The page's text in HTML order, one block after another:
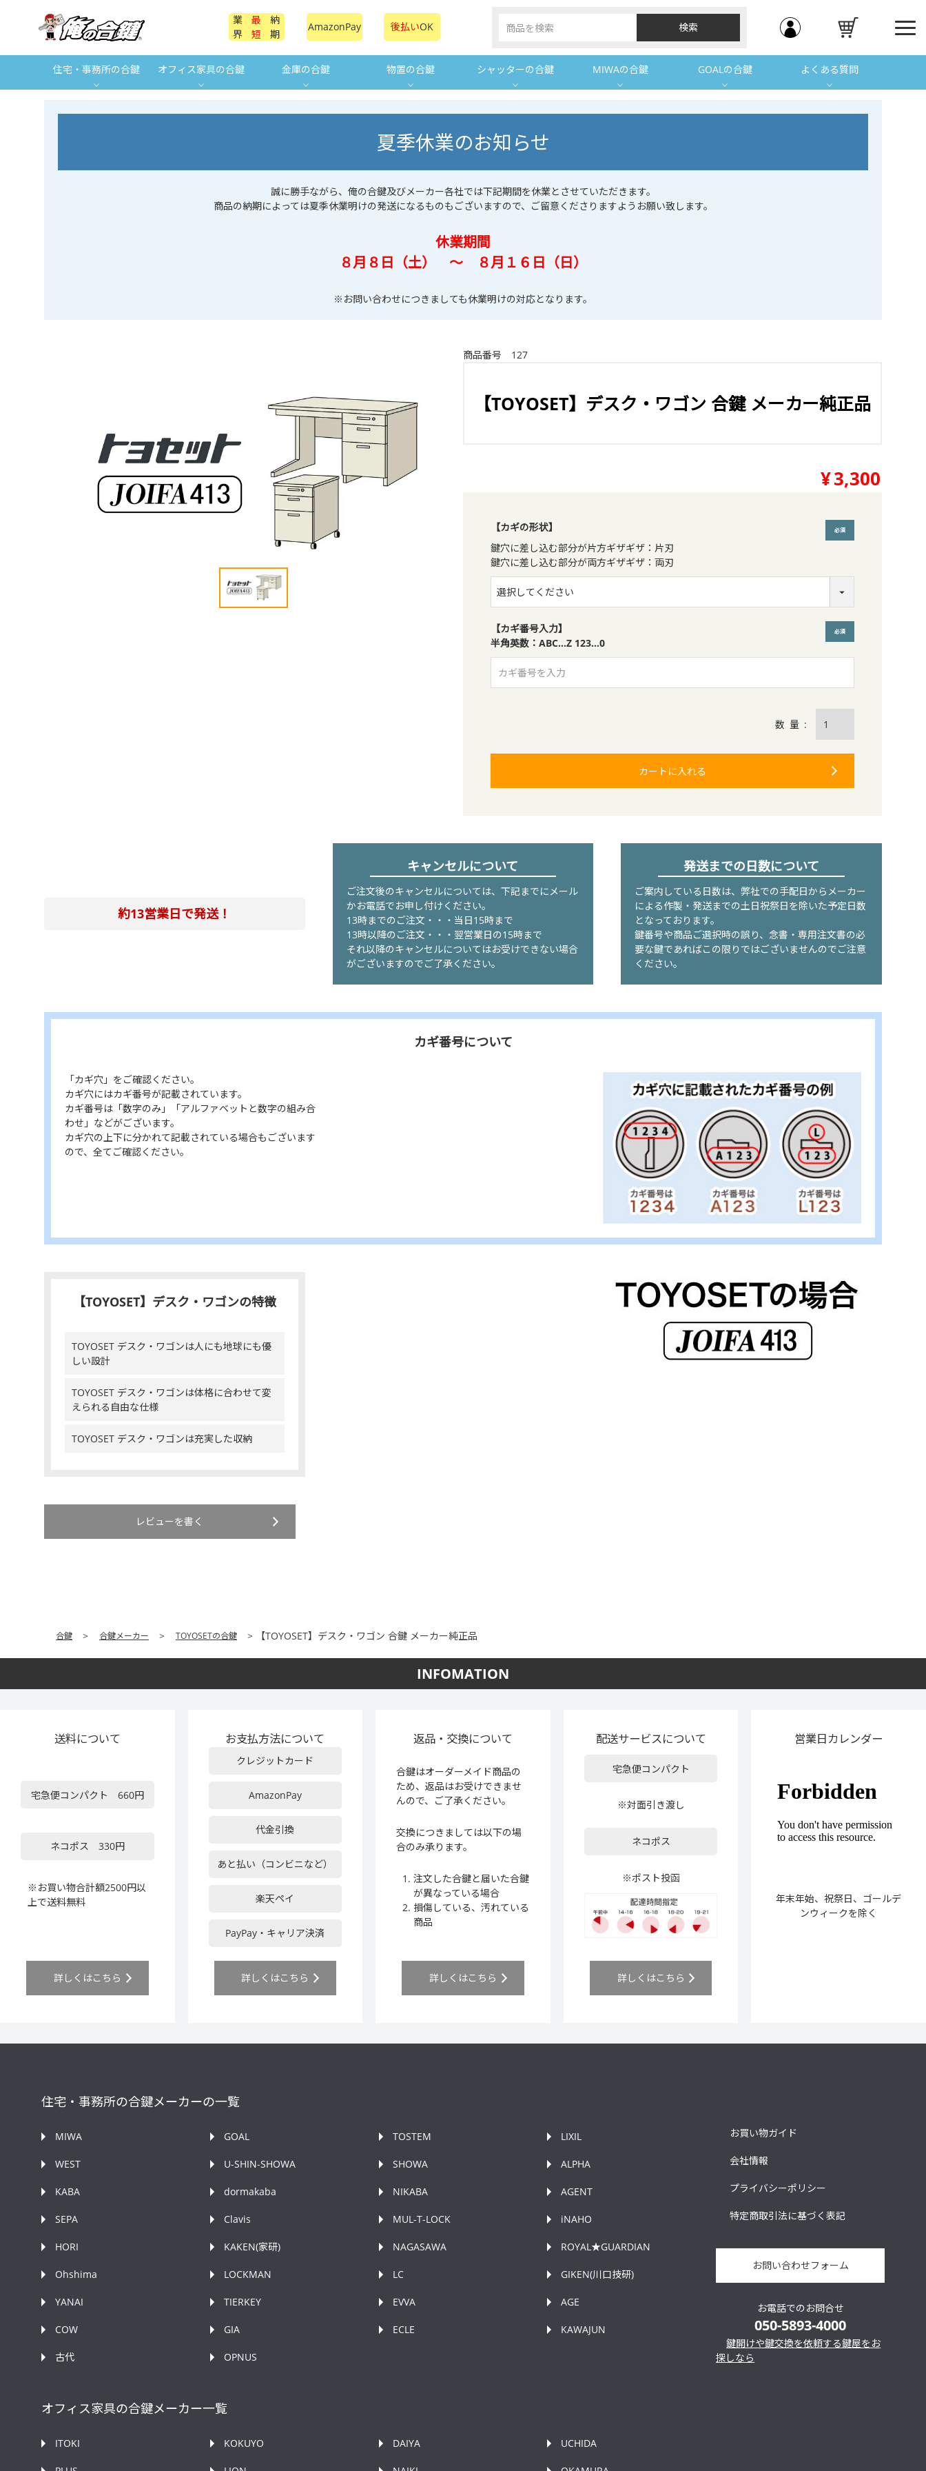
業
界
最
短
納
期
AmazonPay 後払いOK
住宅・事務所の合鍵 オフィス家具の合鍵 金庫の合鍵 物置の合鍵 シャッターの合鍵 MIWAの合鍵 GOALの合鍵 よくある質問
夏季休業のお知らせ
誠に勝手ながら、俺の合鍵及びメーカー各社では下記期間を休業とさせていただきます。
商品の納期によっては夏季休業明けの発送になるものもございますので、ご留意くださりますようお願い致します。
休業期間
８月８日（土） ～ ８月１６日（日）
※お問い合わせにつきましても休業明けの対応となります。
商品番号 127
【TOYOSET】デスク・ワゴン 合鍵 メーカー純正品
¥3,300
【カギの形状】
鍵穴に差し込む部分が片方ギザギザ：片刃
鍵穴に差し込む部分が両方ギザギザ：両刃
【カギ番号入力】
半角英数：ABC…Z 123…0
カートに入れる
約13営業日で発送！
キャンセルについて
ご注文後のキャンセルについては、下記までにメール
かお電話でお申し付けください。
13時までのご注文・・・当日15時まで
13時以降のご注文・・・翌営業日の15時まで
それ以降のキャンセルについてはお受けできない場合
がございますのでご了承ください。
発送までの日数について
ご案内している日数は、弊社での手配日からメーカー
による作製・発送までの土日祝祭日を除いた予定日数
となっております。
鍵番号や商品ご選択時の誤り、念書・専用注文書の必
要な鍵であればこの限りではございませんのでご注意
ください。
カギ番号について
「カギ穴」をご確認ください。
カギ穴にはカギ番号が記載されています。
カギ番号は「数字のみ」「アルファベットと数字の組み合
わせ」などがございます。
カギ穴の上下に分かれて記載されている場合もございます
ので、全てご確認ください。
【TOYOSET】デスク・ワゴンの特徴
TOYOSET デスク・ワゴンは人にも地球にも優
しい設計
TOYOSET デスク・ワゴンは体格に合わせて変
えられる自由な仕様
TOYOSET デスク・ワゴンは充実した収納
レビューを書く
合鍵 合鍵メーカー TOYOSETの合鍵 【TOYOSET】デスク・ワゴン 合鍵 メーカー純正品
INFOMATION
送料について
宅急便コンパクト 660円
ネコポス 330円
※お買い物合計額2500円以
上で送料無料
詳しくはこちら
お支払方法について
クレジットカード
AmazonPay
代金引換
あと払い（コンビニなど）
楽天ペイ
PayPay・キャリア決済
詳しくはこちら
返品・交換について
合鍵はオーダーメイド商品の
ため、返品はお受けできませ
んので、ご了承ください。
交換につきましては以下の場
合のみ承ります。
注文した合鍵と届いた合鍵
が異なっている場合
損傷している、汚れている
商品
詳しくはこちら
配送サービスについて
宅急便コンパクト
※対面引き渡し
ネコポス
※ポスト投函
詳しくはこちら
営業日カレンダー
年末年始、祝祭日、ゴールデ
ンウィークを除く
住宅・事務所の合鍵メーカーの一覧
MIWA GOAL TOSTEM LIXIL
WEST U-SHIN-SHOWA SHOWA ALPHA
KABA dormakaba NIKABA AGENT
SEPA Clavis MUL-T-LOCK iNAHO
HORI KAKEN(家研) NAGASAWA ROYAL★GUARDIAN
Ohshima LOCKMAN LC GIKEN(川口技研)
YANAI TIERKEY EVVA AGE
COW GIA ECLE KAWAJUN
古代 OPNUS
オフィス家具の合鍵メーカー一覧
ITOKI KOKUYO DAIYA UCHIDA
お買い物ガイド
会社情報
プライバシーポリシー
特定商取引法に基づく表記
お問い合わせフォーム
お電話でのお問合せ
050-5893-4000
鍵開けや鍵交換を依頼する鍵屋をお
探しなら